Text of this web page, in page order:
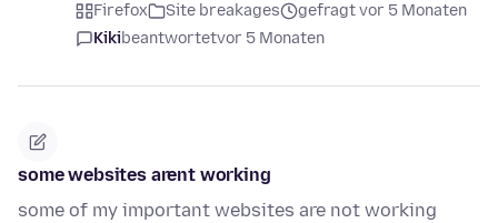
Firefox Site breakages
gefragt vor 5 Monaten
Kikibeantwortetvor 5 Monaten
some websites arent working
some of my important websites are not working